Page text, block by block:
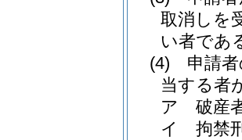
取消しを
い者であ
(4)
申請
当する者
ア
破産
イ
拘禁